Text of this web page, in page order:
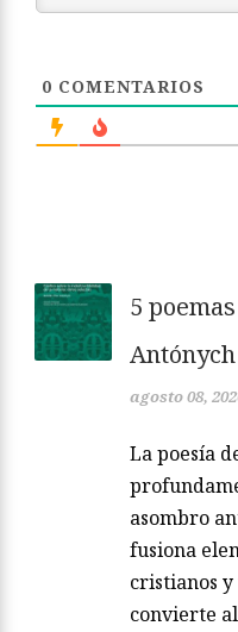
0 COMENTARIOS
5
Antónych
agosto 08,
La poesía
asombro
fusiona
cristianos
convierte